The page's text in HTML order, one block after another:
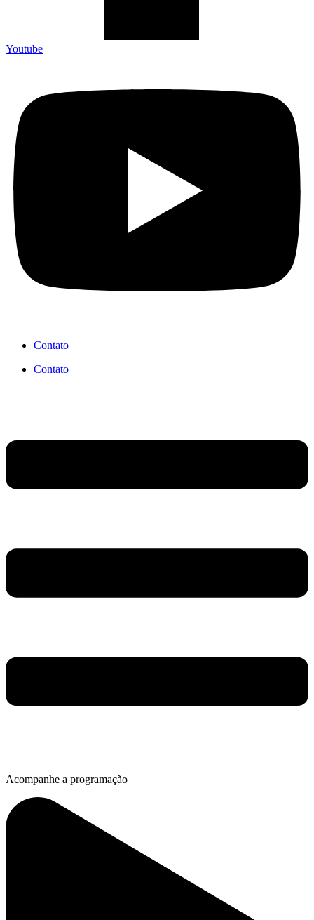
Youtube
Contato
Contato
Acompanhe a programação